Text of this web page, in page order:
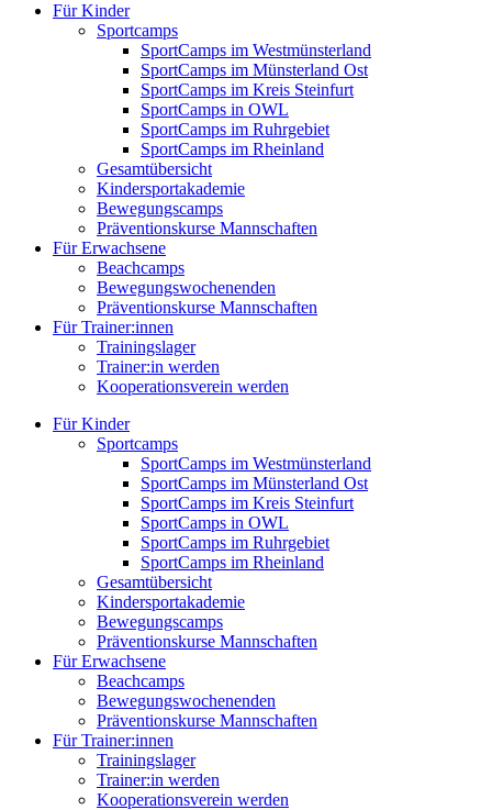
Für Kinder
Sportcamps
SportCamps im Westmünsterland
SportCamps im Münsterland Ost
SportCamps im Kreis Steinfurt
SportCamps in OWL
SportCamps im Ruhrgebiet
SportCamps im Rheinland
Gesamtübersicht
Kindersportakademie
Bewegungscamps
Präventionskurse Mannschaften
Für Erwachsene
Beachcamps
Bewegungswochenenden
Präventionskurse Mannschaften
Für Trainer:innen
Trainingslager
Trainer:in werden
Kooperationsverein werden
Für Kinder
Sportcamps
SportCamps im Westmünsterland
SportCamps im Münsterland Ost
SportCamps im Kreis Steinfurt
SportCamps in OWL
SportCamps im Ruhrgebiet
SportCamps im Rheinland
Gesamtübersicht
Kindersportakademie
Bewegungscamps
Präventionskurse Mannschaften
Für Erwachsene
Beachcamps
Bewegungswochenenden
Präventionskurse Mannschaften
Für Trainer:innen
Trainingslager
Trainer:in werden
Kooperationsverein werden